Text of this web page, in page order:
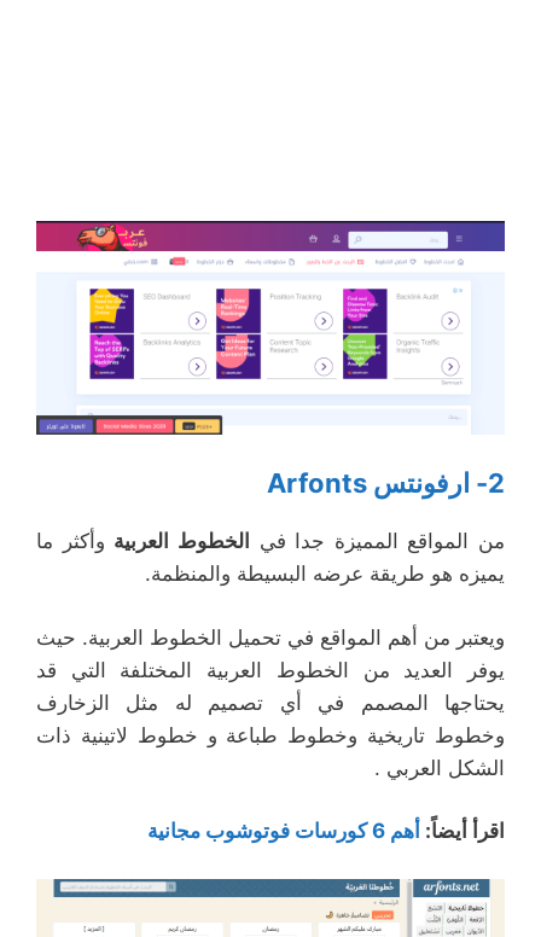
2- ارفونتس Arfonts
من المواقع المميزة جدا في الخطوط العربية وأكثر ما
يميزه هو طريقة عرضه البسيطة والمنظمة.
ويعتبر من أهم المواقع في تحميل الخطوط العربية. حيث
يوفر العديد من الخطوط العربية المختلفة التي قد
يحتاجها المصمم في أي تصميم له مثل الزخارف
وخطوط تاريخية وخطوط طباعة و خطوط لاتينية ذات
الشكل العربي .
اقرأ أيضاً: أهم 6 كورسات فوتوشوب مجانية